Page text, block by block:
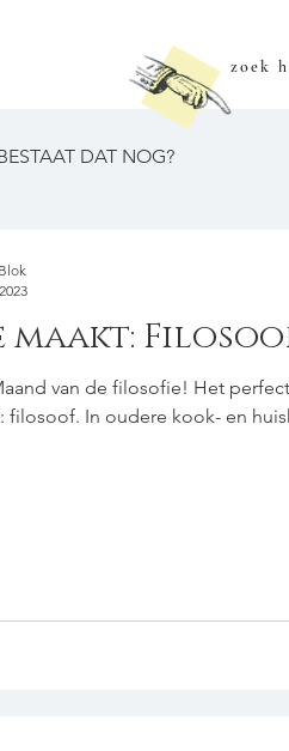
DAT NOG?
maakt:
van de filosofie! Het
filosoof. In oudere kook- en
zoek